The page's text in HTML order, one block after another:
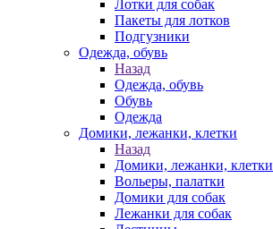
Лотки для собак
Пакеты для лотков
Подгузники
Одежда, обувь
Назад
Одежда, обувь
Обувь
Одежда
Домики, лежанки, клетки
Назад
Домики, лежанки, клетки
Вольеры, палатки
Домики для собак
Лежанки для собак